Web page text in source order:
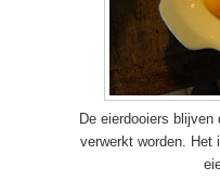
De eierdooiers
verwerkt worden. Het